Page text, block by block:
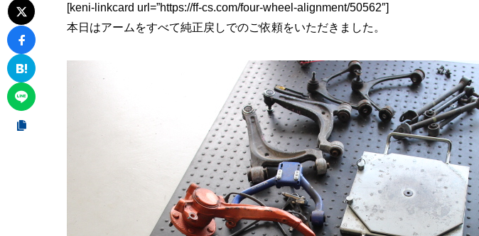
[keni-linkcard url=”https://ff-cs.com/four-wheel-alignment/50562″]
本日はアームをすべて純正戻しでのご依頼をいただきました。